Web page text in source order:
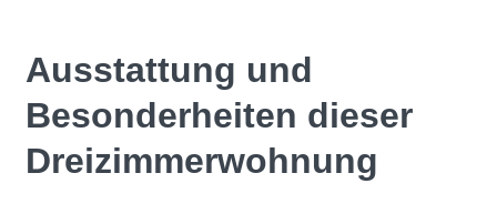
Ausstattung und
Besonderheiten dieser
Dreizimmerwohnung